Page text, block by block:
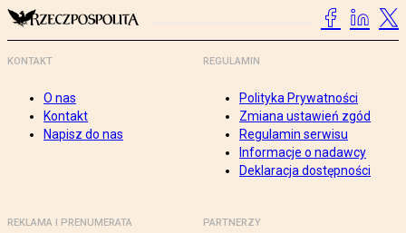
KONTAKT
O nas
Kontakt
Napisz do nas
REGULAMIN
Polityka Prywatności
Zmiana ustawień zgód
Regulamin serwisu
Informacje o nadawcy
Deklaracja dostępności
REKLAMA I PRENUMERATA PARTNERZY